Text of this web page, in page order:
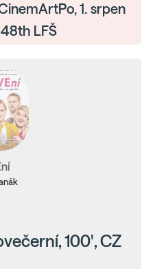
1. srpen
LFŠ
100', CZ